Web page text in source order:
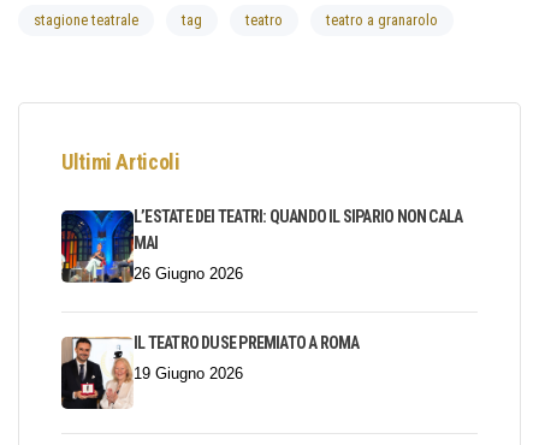
stagione teatrale tag teatro teatro a granarolo
Ultimi Articoli
L’ESTATE DEI TEATRI: QUANDO IL SIPARIO NON CALA
MAI
26 Giugno 2026
IL TEATRO DUSE PREMIATO A ROMA
19 Giugno 2026